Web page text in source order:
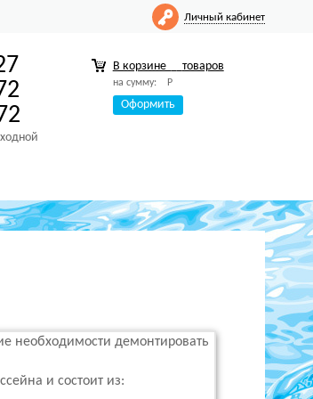
Личный кабинет
В корзине товаров
на сумму: Р
Оформить
необходимости демонтировать
и состоит из: